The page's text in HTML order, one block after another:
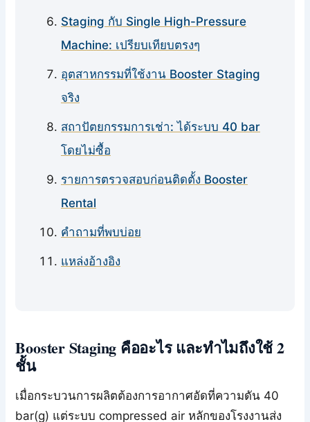
Staging กับ Single High-Pressure
Machine: เปรียบเทียบตรงๆ
อุตสาหกรรมที่ใช้งาน Booster Staging
จริง
สถาปัตยกรรมการเช่า: ได้ระบบ 40 bar
โดยไม่ซื้อ
รายการตรวจสอบก่อนติดตั้ง Booster
Rental
คำถามที่พบบ่อย
แหล่งอ้างอิง
Booster Staging คืออะไร และทำไมถึงใช้ 2
ชั้น
เมื่อกระบวนการผลิตต้องการอากาศอัดที่ความดัน 40
bar(g) แต่ระบบ compressed air หลักของโรงงานส่ง